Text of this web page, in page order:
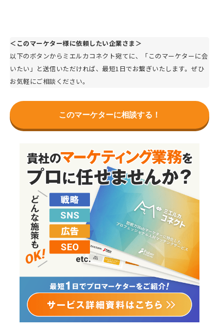
＜このマーケター様に依頼したい企業さま＞
以下のボタンからミエルカコネクト宛てに、「このマーケターに会
いたい」と送信いただければ、最短1日でお繋ぎいたします。ぜひ
お気軽にご相談ください。
このマーケターに相談する！